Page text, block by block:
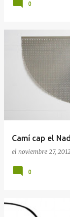
0
Camí cap el
el noviembre 27,
0